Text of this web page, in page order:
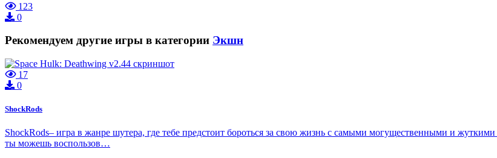
123
0
Рекомендуем другие игры в категории Экшн
17
0
ShockRods
ShockRods– игра в жанре шутера, где тебе предстоит бороться за свою жизнь с самыми могущественными и
ты можешь воспользов…